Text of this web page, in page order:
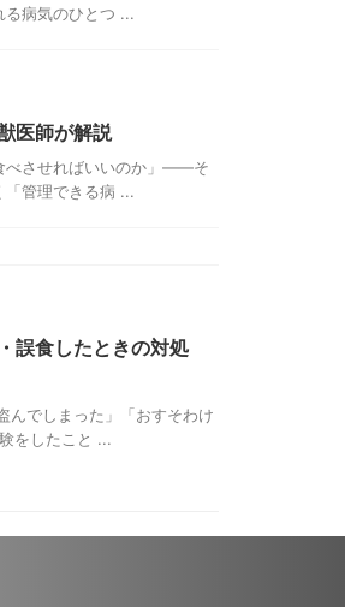
る病気のひとつ ...
医師が解説
べさせればいいのか」——そ
「管理できる病 ...
誤食したときの対処
んでしまった」「おすそわけ
をしたこと ...